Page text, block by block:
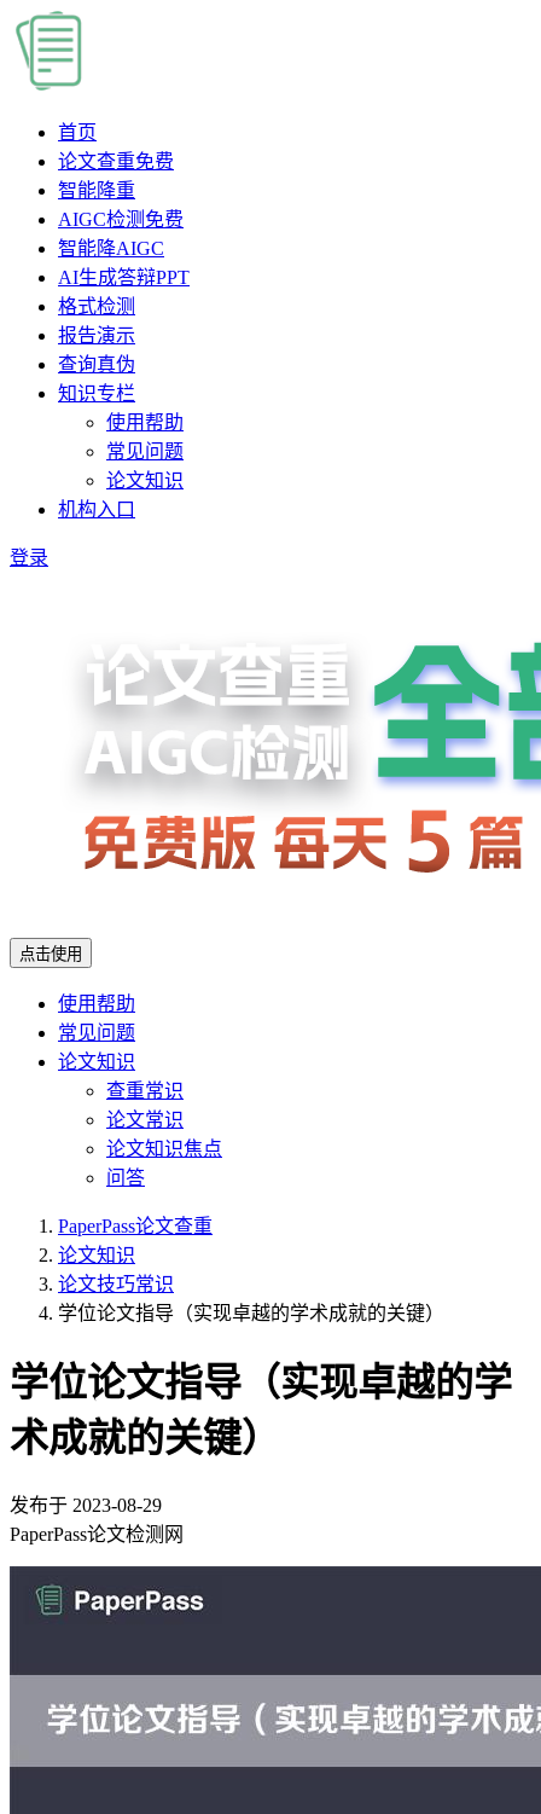
首页
论文查重免费
智能降重
AIGC检测 免费
智能降AIGC
AI生成答辩PPT
格式检测
报告演示
查询真伪
知识专栏
使用帮助
常见问题
论文知识
机构入口
登录
点击使用
使用帮助
常见问题
论文知识
查重常识
论文常识
论文知识焦点
问答
PaperPass论文查重
论文知识
论文技巧常识
学位论文指导（实现卓越的学术成就的关键）
学位论文指导（实现卓越的学
术成就的关键）
发布于 2023-08-29
PaperPass论文检测网